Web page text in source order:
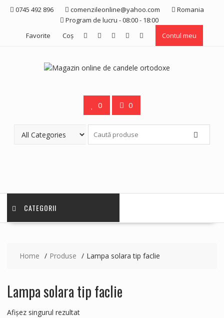
Skip 0745 492 896 comenzileonline@yahoo.com
Romania
Program de lucru - 08:00 - 18:00
Favorite
Coş Contul meu
0 0
CATEGORII
Home Produse Lampa solara tip faclie
Lampa solara tip faclie
Afișez singurul rezultat